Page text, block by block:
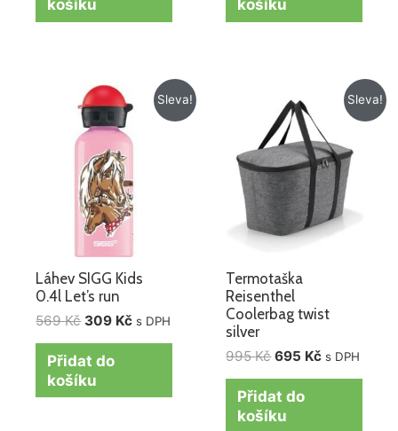
košíku
košíku
Sleva!
Láhev SIGG Kids
0.4l Let’s run
569Kč
Původní
cena
byla:
569 Kč.
309 Kč
Aktuální
cena
309 Kč.
s DPH
Přidat do
košíku
Sleva!
Termotaška
Reisenthel
Coolerbag twist
silver
995Kč
cena
byla:
995 Kč.
695 Kč
Aktuální
cena
695 Kč.
s DPH
Přidat do
košíku